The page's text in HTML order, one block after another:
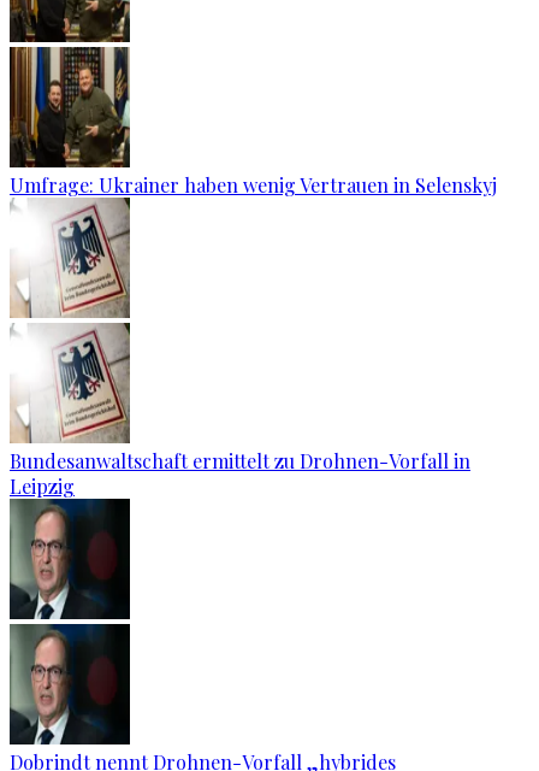
Umfrage: Ukrainer haben wenig Vertrauen in Selenskyj
Bundesanwaltschaft ermittelt zu Drohnen-Vorfall in
Leipzig
Dobrindt nennt Drohnen-Vorfall „hybrides